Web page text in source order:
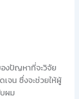
งปัญหาที่จะวิจัย
จน ซึ่งจะช่วยให้ผู้
ผม